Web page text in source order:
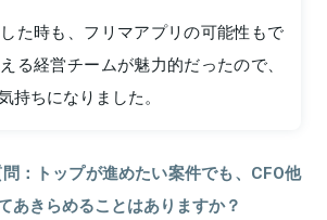
た時も、フリマアプリの可能性もで
る経営チームが魅力的だったので、
持ちになりました。
：トップが進めたい案件でも、CFO他
あきらめることはありますか？